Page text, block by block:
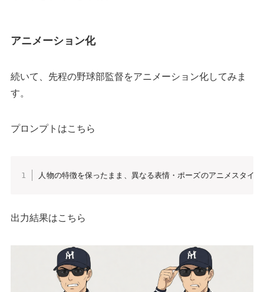
アニメーション化
続いて、先程の野球部監督をアニメーション化してみま
す。
プロンプトはこちら
人物の特徴を保ったまま、異なる表情・ポーズのアニメスタイ
出力結果はこちら